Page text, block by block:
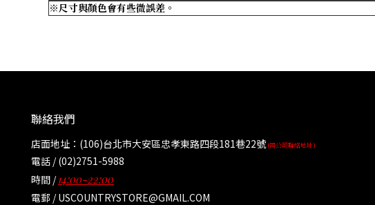
※尺寸與顏色會有些微誤差。
聯絡我們
店面地址：(106)台北市大安區忠孝東路四段181巷22號(同公司聯絡地址)
電話 / (02)2751-5988
時間 /14:00-22:00
電郵 / USCOUNTRYSTORE@GMAIL.COM